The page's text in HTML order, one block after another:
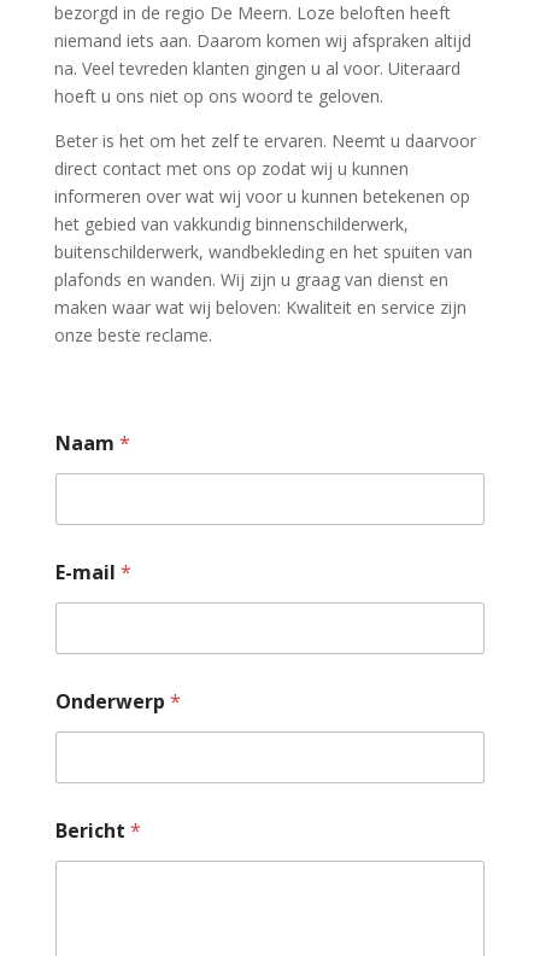
bezorgd in de regio De Meern. Loze beloften heeft
niemand iets aan. Daarom komen wij afspraken altijd
na. Veel tevreden klanten gingen u al voor. Uiteraard
hoeft u ons niet op ons woord te geloven.
Beter is het om het zelf te ervaren. Neemt u daarvoor
direct contact met ons op zodat wij u kunnen
informeren over wat wij voor u kunnen betekenen op
het gebied van vakkundig binnenschilderwerk,
buitenschilderwerk, wandbekleding en het spuiten van
plafonds en wanden. Wij zijn u graag van dienst en
maken waar wat wij beloven: Kwaliteit en service zijn
onze beste reclame.
Naam *
E-mail *
Onderwerp *
Bericht *